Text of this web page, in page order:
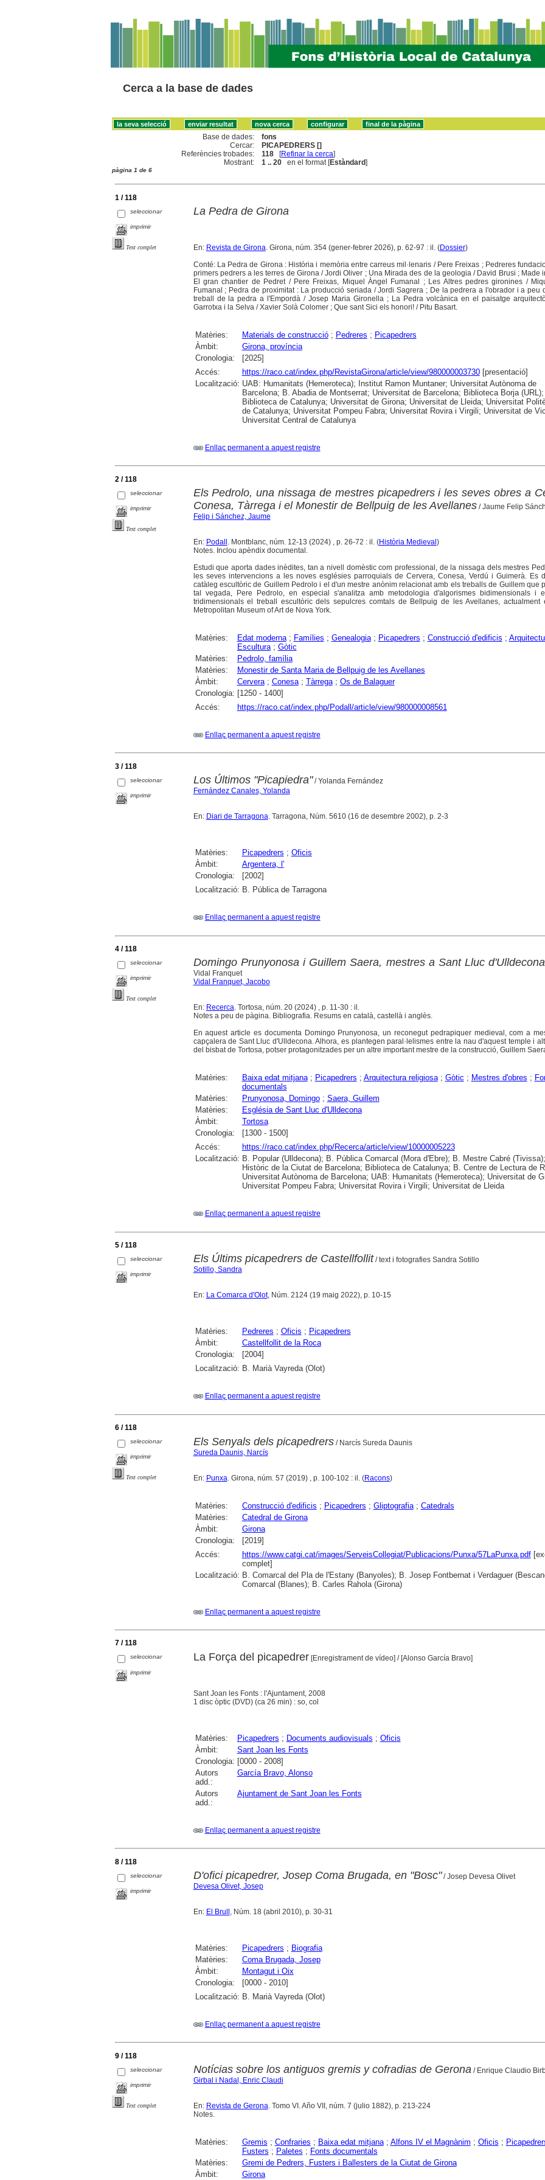
Cerca a la base de dades
Base de dades:
fons
Cercar:
PICAPEDRERS []
Referències trobades:
118 [Refinar la cerca]
Mostrant:
1 .. 20 en el format [Estàndard]
pàgina 1 de 6
1 / 118
seleccionar
imprimir
Text complet
La Pedra de Girona
En: Revista de Girona. Girona, núm. 354 (gener-febrer 2026), p. 62-97 : il. (Dossier)
Conté: La Pedra de Girona : Història i memòria entre carreus mil·lenaris / Pere Freixas ; Pedreres
primers pedrers a les terres de Girona / Jordi Oliver ; Una Mirada des de la geologia / David Brusi ; Made
El gran chantier de Pedret / Pere Freixas, Miquel Àngel Fumanal ; Les Altres pedres gironines /
Fumanal ; Pedra de proximitat : La producció seriada / Jordi Sagrera ; De la pedrera a l'obrador i a peu
treball de la pedra a l'Empordà / Josep Maria Gironella ; La Pedra volcànica en el paisatge
Garrotxa i la Selva / Xavier Solà Colomer ; Que sant Sici els honori! / Pitu Basart.
Matèries: Materials de construcció; Pedreres ; Picapedrers
Àmbit:
Girona, província
Cronologia:
[2025]
Accés:
https://raco.cat/index.php/RevistaGirona/article/view/980000003730[presentació]
Localització: UAB: Humanitats (Hemeroteca); Institut Ramon Muntaner; Universitat Autònoma de
Barcelona; B. Abadia de Montserrat; Universitat de Barcelona; Biblioteca Borja (URL);
Biblioteca de Catalunya; Universitat de Girona; Universitat de Lleida; Universitat
de Catalunya; Universitat Pompeu Fabra; Universitat Rovira i Virgili; Universitat de
Universitat Central de Catalunya
Enllaç permanent a aquest registre
2 / 118
seleccionar
imprimir
Text complet
Els Pedrolo, una nissaga de mestres picapedrers i les seves obres a
Conesa, Tàrrega i el Monestir de Bellpuig de les Avellanes/ Jaume Felip
Felip i Sánchez, Jaume
En: Podall . Montblanc, núm. 12-13 (2024) , p. 26-72 : il. (Història Medieval )
Notes. Inclou apèndix documental.
Estudi que aporta dades inèdites, tan a nivell domèstic com professional, de la nissaga dels mestres
les seves intervencions a les noves esglésies parroquials de Cervera, Conesa, Verdú i Guimerà. Es
catàleg escultòric de Guillem Pedrolo i el d'un mestre anònim relacionat amb els treballs de Guillem que
tal vegada, Pere Pedrolo, en especial s'analitza amb metodologia d'algorismes bidimensionals i
tridimensionals el treball escultòric dels sepulcres comtals de Bellpuig de les Avellanes, actualment
Metropolitan Museum of Art de Nova York.
Matèries: Edat moderna; Famílies ; Genealogia; Picapedrers ; Construcció d'edificis ;
Escultura; Gòtic
Matèries:
Pedrolo, família
Matèries:
Monestir de Santa Maria de Bellpuig de les Avellanes
Àmbit:
Cervera; Conesa; Tàrrega; Os de Balaguer
Cronologia: [1250 - 1400]
Accés:
https://raco.cat/index.php/Podall/article/view/980000008561
Enllaç permanent a aquest registre
3 / 118
seleccionar
imprimir
Los Últimos "Picapiedra"/ Yolanda Fernández
Fernández Canales, Yolanda
En: Diari de Tarragona. Tarragona, Núm. 5610 (16 de desembre 2002), p. 2-3
Matèries: Picapedrers ; Oficis
Àmbit:
Argentera, l'
Cronologia:
[2002]
Localització: B. Pública de Tarragona
Enllaç permanent a aquest registre
4 / 118
seleccionar
imprimir
Text complet
Domingo Prunyonosa i Guillem Saera, mestres a Sant Lluc d'Ulldecona
Vidal Franquet
Vidal Franquet, Jacobo
En: Recerca. Tortosa, núm. 20 (2024) , p. 11-30 : il.
Notes a peu de pàgina. Bibliografia. Resums en català, castellà i anglès.
En aquest article es documenta Domingo Prunyonosa, un reconegut pedrapiquer medieval, com a
capçalera de Sant Lluc d'Ulldecona. Alhora, es plantegen paral·lelismes entre la nau d'aquest temple i
del bisbat de Tortosa, potser protagonitzades per un altre important mestre de la construcció, Guillem
Matèries: Baixa edat mitjana; Picapedrers ; Arquitectura religiosa; Gòtic ; Mestres d'obres ;
documentals
Matèries:
Prunyonosa, Domingo; Saera, Guillem
Matèries:
Església de Sant Lluc d'Ulldecona
Àmbit:
Tortosa
Cronologia:
[1300 - 1500]
Accés:
https://raco.cat/index.php/Recerca/article/view/10000005223
Localització: B. Popular (Ulldecona); B. Pública Comarcal (Mora d'Ebre); B. Mestre Cabré
Històric de la Ciutat de Barcelona; Biblioteca de Catalunya; B. Centre de Lectura de
Universitat Autònoma de Barcelona; UAB: Humanitats (Hemeroteca); Universitat de
Universitat Pompeu Fabra; Universitat Rovira i Virgili; Universitat de Lleida
Enllaç permanent a aquest registre
5 / 118
seleccionar
imprimir
Els Últims picapedrers de Castellfollit/ text i fotografies Sandra Sotillo
Sotillo, Sandra
En: La Comarca d'Olot, Núm. 2124 (19 maig 2022), p. 10-15
Matèries: Pedreres ; Oficis ; Picapedrers
Àmbit:
Castellfollit de la Roca
Cronologia:
[2004]
Localització: B. Marià Vayreda (Olot)
Enllaç permanent a aquest registre
6 / 118
seleccionar
imprimir
Text complet
Els Senyals dels picapedrers/ Narcís Sureda Daunis
Sureda Daunis, Narcís
En: Punxa . Girona, núm. 57 (2019) , p. 100-102 : il. (Racons)
Matèries: Construcció d'edificis ; Picapedrers ; Gliptografia; Catedrals
Matèries:
Catedral de Girona
Àmbit:
Girona
Cronologia:
[2019]
Accés:
https://www.catgi.cat/images/ServeisCollegiat/Publicacions/Punxa/57LaPunxa.pdf
complet]
Localització: B. Comarcal del Pla de l'Estany (Banyoles); B. Josep Fontbernat i Verdaguer
Comarcal (Blanes); B. Carles Rahola (Girona)
Enllaç permanent a aquest registre
7 / 118
seleccionar
imprimir
La Força del picapedrer[Enregistrament de vídeo] / [Alonso García Bravo]
Sant Joan les Fonts : l'Ajuntament, 2008
1 disc òptic (DVD) (ca 26 min) : so, col
Matèries: Picapedrers ; Documents audiovisuals ; Oficis
Àmbit:
Sant Joan les Fonts
Cronologia: [0000 - 2008]
Autors
add.:
García Bravo, Alonso
Autors
add.:
Ajuntament de Sant Joan les Fonts
Enllaç permanent a aquest registre
8 / 118
seleccionar
imprimir
D'ofici picapedrer, Josep Coma Brugada, en "Bosc"/ Josep Devesa Olivet
Devesa Olivet, Josep
En: El Brull , Núm. 18 (abril 2010), p. 30-31
Matèries: Picapedrers ; Biografia
Matèries:
Coma Brugada, Josep
Àmbit:
Montagut i Oix
Cronologia:
[0000 - 2010]
Localització: B. Marià Vayreda (Olot)
Enllaç permanent a aquest registre
9 / 118
seleccionar
imprimir
Text complet
Notícias sobre los antiguos gremis y cofradias de Gerona/ Enrique Claudio
Girbal i Nadal, Enric Claudi
En: Revista de Gerona. Tomo VI. Año VII, núm. 7 (julio 1882), p. 213-224
Notes.
Matèries: Gremis ; Confraries ; Baixa edat mitjana; Alfons IV el Magnànim ; Oficis ;
Fusters ; Paletes ; Fonts documentals
Matèries:
Gremi de Pedrers, Fusters i Ballesters de la Ciutat de Girona
Àmbit:
Girona